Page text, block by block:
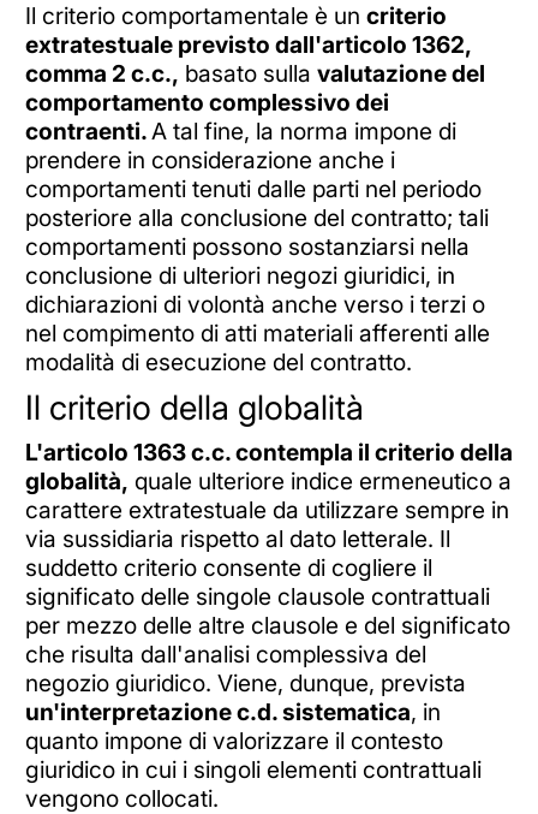
Il criterio comportamentale è un criterio
extratestuale previsto dall'articolo 1362,
comma 2 c.c., basato sulla valutazione del
comportamento complessivo dei
contraenti.A tal fine, la norma impone di
prendere in considerazione anche i
comportamenti tenuti dalle parti nel periodo
posteriore alla conclusione del contratto; tali
comportamenti possono sostanziarsi nella
conclusione di ulteriori negozi giuridici, in
dichiarazioni di volontà anche verso i terzi o
nel compimento di atti materiali afferenti alle
modalità di esecuzione del contratto.
Il criterio della globalità
L'articolo 1363 c.c. contempla il criterio della
globalità, quale ulteriore indice ermeneutico a
carattere extratestuale da utilizzare sempre in
via sussidiaria rispetto al dato letterale. Il
suddetto criterio consente di cogliere il
significato delle singole clausole contrattuali
per mezzo delle altre clausole e del significato
che risulta dall'analisi complessiva del
negozio giuridico. Viene, dunque, prevista
un'interpretazione c.d. sistematica, in
quanto impone di valorizzare il contesto
giuridico in cui i singoli elementi contrattuali
vengono collocati.